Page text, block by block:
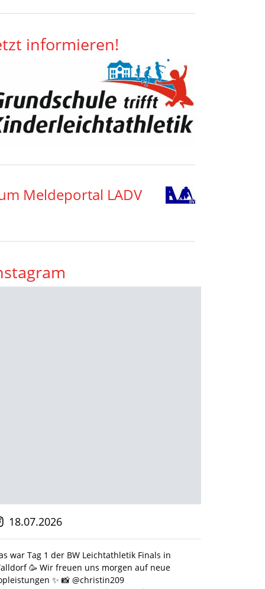
informieren!
Meldeportal LADV
18.07.2026
war Tag 1 der BW Leichtathletik Finals in
🥳 Wir freuen uns morgen auf neue
✨️ 📸 @christin209